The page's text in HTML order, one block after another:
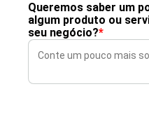
Queremos saber um
algum produto ou
seu negócio?*